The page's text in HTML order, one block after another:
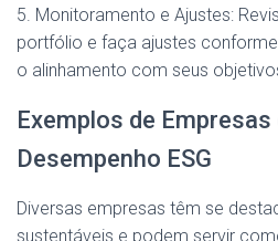
5. Monitoramento e Ajustes:
portfólio e faça ajustes
o alinhamento com seus
Exemplos de
Desempenho ESG
Diversas empresas têm se
sustentáveis e podem servir